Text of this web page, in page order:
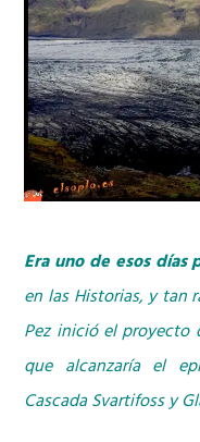
Era uno de esos
en las Historias, y tan
Pez inició el proyecto
que alcanzaría el
Cascada Svartifoss y